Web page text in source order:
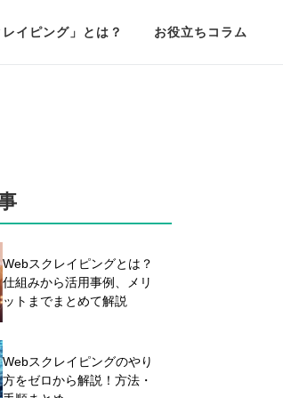
レイピング」とは？ お役立ちコラム
Webスクレイピングとは？
仕組みから活用事例、メリ
ットまでまとめて解説
Webスクレイピングのやり
方をゼロから解説！方法・